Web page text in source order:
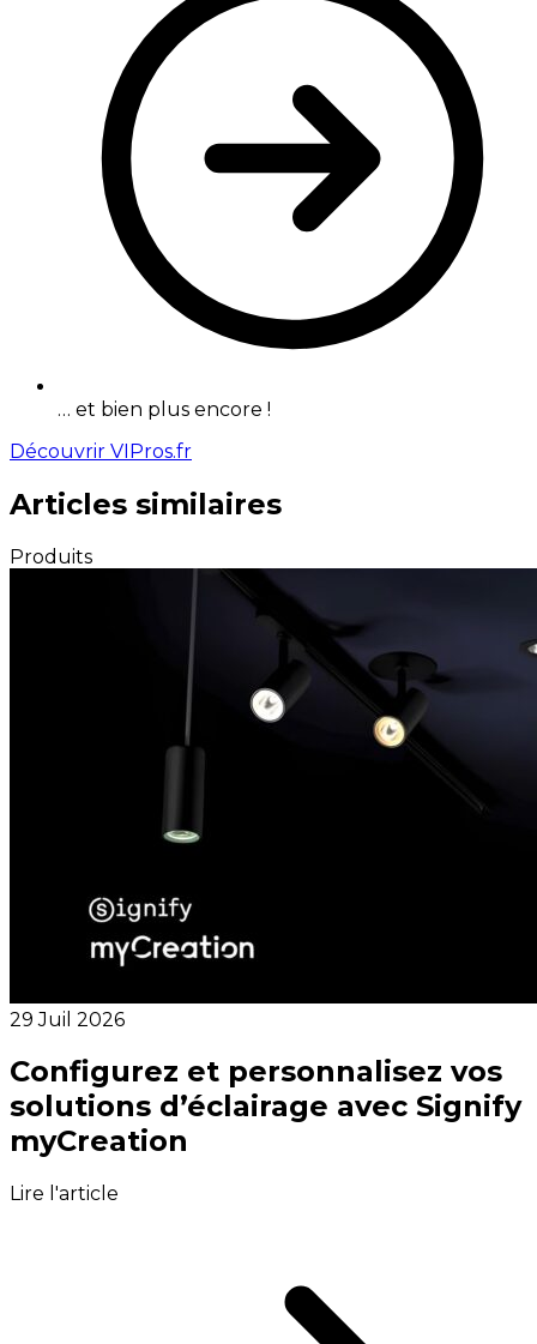
… et bien plus encore !
Découvrir VIPros.fr
Articles similaires
Produits
29 Juil 2026
Configurez et personnalisez vos
solutions d’éclairage avec Signify
myCreation
Lire l'article